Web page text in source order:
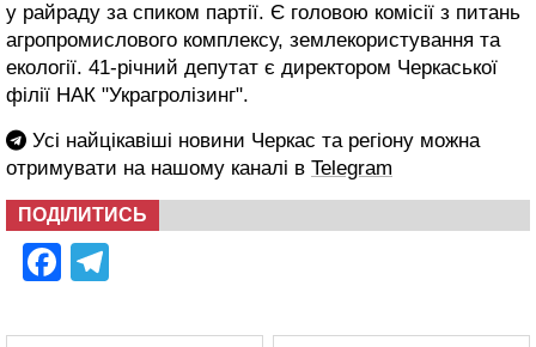
у райраду за спиком партії. Є головою комісії з питань
агропромислового комплексу, землекористування та
екології. 41-річний депутат є директором Черкаської
філії НАК "Украгролізинг".
Усі найцікавіші новини Черкас та регіону можна
отримувати на нашому каналі в Telegram
ПОДІЛИТИСЬ
Facebook